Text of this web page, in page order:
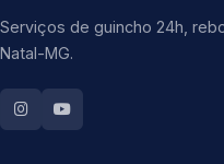
Serviços de guincho 24h,
Natal-MG.